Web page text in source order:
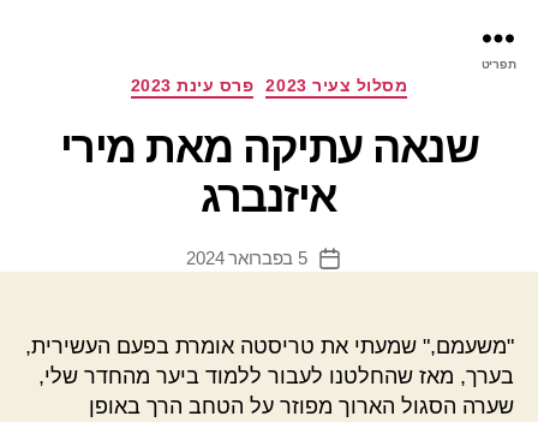
תפריט
קטגוריות מסלול צעיר 2023 פרס עינת 2023
שנאה עתיקה מאת מירי
איזנברג
תאריך
5 בפברואר 2024
"משעמם," שמעתי את טריסטה אומרת בפעם העשירית,
בערך, מאז שהחלטנו לעבור ללמוד ביער מהחדר שלי,
שערה הסגול הארוך מפוזר על הטחב הרך באופן